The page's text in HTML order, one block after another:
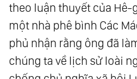
theo luận thuyết của
một nhà phê bình Các
phủ nhận rằng ông đã
chúng ta về lịch sử loài